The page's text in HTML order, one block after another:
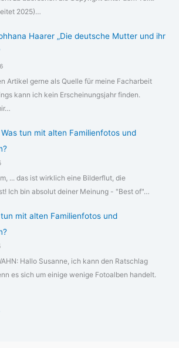
2025)…
Haarer „Die deutsche Mutter und ihr
Artikel gerne als Quelle für meine Facharbeit
kann ich kein Erscheinungsjahr finden.
Was tun mit alten Familienfotos und
... das ist wirklich eine Bilderflut, die
Ich bin absolut deiner Meinung - "Best of"…
mit alten Familienfotos und
Hallo Susanne, ich kann den Ratschlag
es sich um einige wenige Fotoalben handelt.